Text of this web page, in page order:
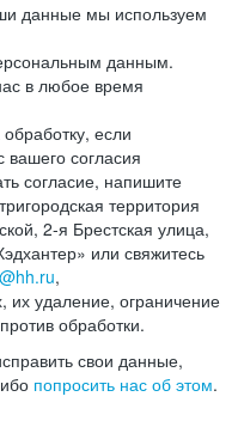
данные мы используем
данным.
в любое время
если
согласия
согласие, напишите
территория
2-я Брестская улица,
или свяжитесь
,
их удаление, ограничение
обработки.
свои данные,
попросить нас об этом.